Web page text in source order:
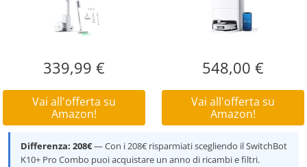
339,99 €
Vai all'offerta su
Amazon!
548,00 €
Vai all'offerta su
Amazon!
Differenza: 208€— Con i 208€ risparmiati scegliendo il SwitchBot
K10+ Pro Combo puoi acquistare un anno di ricambi e filtri.